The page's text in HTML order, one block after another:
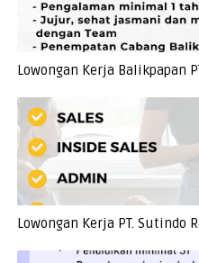
Lowongan Kerja Balikpapan
Lowongan Kerja PT. Sutindo